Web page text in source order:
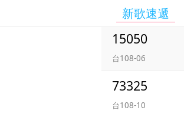
新歌速遞
15050
台108-06
73325
台108-10